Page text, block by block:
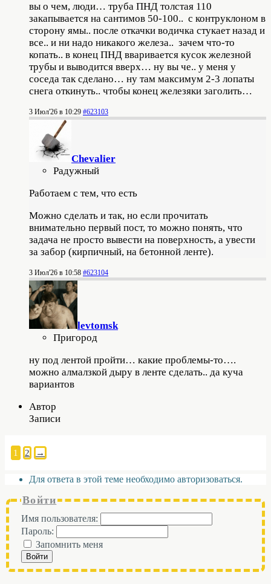
вы о чем, люди… труба ПНД толстая 110
закапывается на сантимов 50-100.. с контруклоном в
сторону ямы.. после откачки водичка стукает назад и
все.. и ни надо никакого железа.. зачем что-то
копать.. в конец ПНД вваривается кусок железной
трубы и выводится вверх… ну вы че.. у меня у
соседа так сделано… ну там максимум 2-3 лопаты
снега откинуть.. чтобы конец железяки заголить…
3 Июл'26 в 10:29 #623103
Chevalier
Радужный
Работаем с тем, что есть
Можно сделать и так, но если прочитать
внимательно первый пост, то можно понять, что
задача не просто вывести на поверхность, а увести
за забор (кирпичный, на бетонной ленте).
3 Июл'26 в 10:58 #623104
levtomsk
Пригород
ну под лентой пройти… какие проблемы-то….
можно алмалзкой дыру в ленте сделать.. да куча
вариантов
Автор
Записи
1 2 →
Для ответа в этой теме необходимо авторизоваться.
Войти
Имя пользователя:
Пароль:
Запомнить меня
Войти